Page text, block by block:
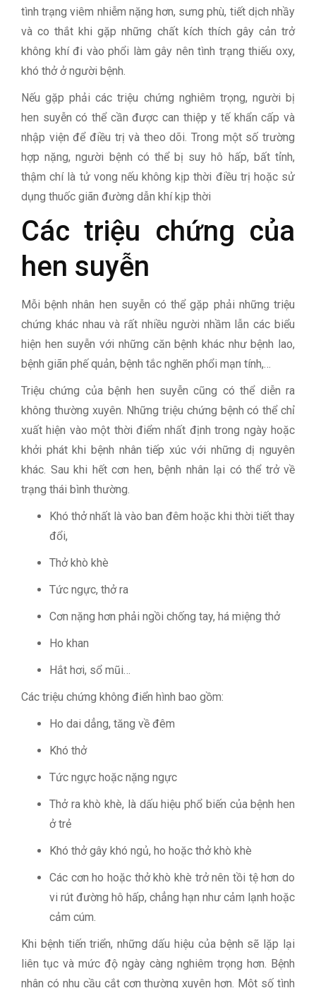
tình trạng viêm nhiễm nặng hơn, sưng phù, tiết dịch nhầy
và co thắt khi gặp những chất kích thích gây cản trở
không khí đi vào phổi làm gây nên tình trạng thiếu oxy,
khó thở ở người bệnh.
Nếu gặp phải các triệu chứng nghiêm trọng, người bị
hen suyễn có thể cần được can thiệp y tế khẩn cấp và
nhập viện để điều trị và theo dõi. Trong một số trường
hợp nặng, người bệnh có thể bị suy hô hấp, bất tỉnh,
thậm chí là tử vong nếu không kịp thời điều trị hoặc sử
dụng thuốc giãn đường dẫn khí kịp thời
Các triệu chứng của
hen suyễn
Mỗi bệnh nhân hen suyễn có thể gặp phải những triệu
chứng khác nhau và rất nhiều người nhầm lẫn các biểu
hiện hen suyễn với những căn bệnh khác như bệnh lao,
bệnh giãn phế quản, bệnh tắc nghẽn phổi mạn tính,…
Triệu chứng của bệnh hen suyễn cũng có thể diễn ra
không thường xuyên. Những triệu chứng bệnh có thể chỉ
xuất hiện vào một thời điểm nhất định trong ngày hoặc
khởi phát khi bệnh nhân tiếp xúc với những dị nguyên
khác. Sau khi hết cơn hen, bệnh nhân lại có thể trở về
trạng thái bình thường.
Khó thở nhất là vào ban đêm hoặc khi thời tiết thay
đổi,
Thở khò khè
Tức ngực, thở ra
Cơn nặng hơn phải ngồi chống tay, há miệng thở
Ho khan
Hắt hơi, sổ mũi…
Các triệu chứng không điển hình bao gồm:
Ho dai dẳng, tăng về đêm
Khó thở
Tức ngực hoặc nặng ngực
Thở ra khò khè, là dấu hiệu phổ biến của bệnh hen
ở trẻ
Khó thở gây khó ngủ, ho hoặc thở khò khè
Các cơn ho hoặc thở khò khè trở nên tồi tệ hơn do
vi rút đường hô hấp, chẳng hạn như cảm lạnh hoặc
cảm cúm.
Khi bệnh tiến triển, những dấu hiệu của bệnh sẽ lặp lại
liên tục và mức độ ngày càng nghiêm trọng hơn. Bệnh
nhân có nhu cầu cắt cơn thường xuyên hơn. Một số tình